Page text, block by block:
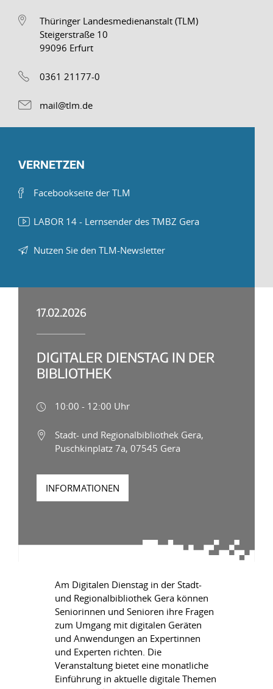
Thüringer Landesmedienanstalt (TLM)
Steigerstraße 10
99096 Erfurt
0361 21177-0
mail@tlm.de
VERNETZEN
Facebookseite der TLM
LABOR 14 - Lernsender des TMBZ Gera
Nutzen Sie den TLM-Newsletter
17.02.2026
DIGITALER DIENSTAG IN DER
BIBLIOTHEK
10:00 - 12:00 Uhr
Stadt- und Regionalbibliothek Gera,
Puschkinplatz 7a, 07545 Gera
INFORMATIONEN
Am Digitalen Dienstag in der Stadt-
und Regionalbibliothek Gera können
Seniorinnen und Senioren ihre Fragen
zum Umgang mit digitalen Geräten
und Anwendungen an Expertinnen
und Experten richten. Die
Veranstaltung bietet eine monatliche
Einführung in aktuelle digitale Themen